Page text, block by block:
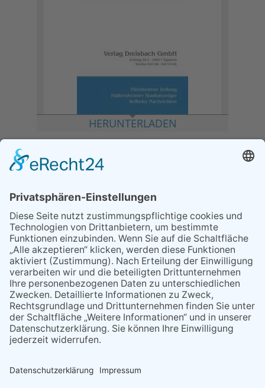
HERUNTERLADEN
MEIST GELESEN
Ladies – mehr als ein
Flohmarkt
07.08.2026
Regelmäßige
Veranstaltungen
06.08.2026
13. Folk- & Bluesfestival
kehrt zurück zu seinen
Wurzeln
08.07.2026
Ring ring!
07.08.2026
Regelmäßige
Veranstaltungen